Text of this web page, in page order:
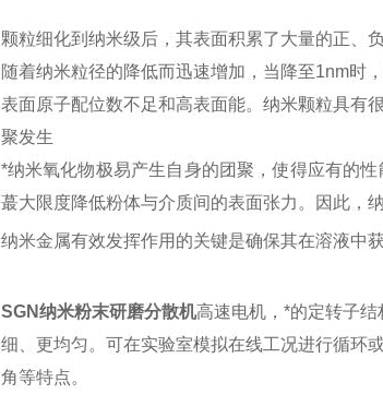
颗粒细化到纳米级后，其表面积累了大量的正、
随着纳米粒径的降低而迅速增加，当降至1nm时
表面原子配位数不足和高表面能。纳米颗粒具有
聚发生
*纳米氧化物极易产生自身的团聚，使得应有的
蕞大限度降低粉体与介质间的表面张力。因此，
纳米金属有效发挥作用的关键是确保其在溶液中
SGN纳米粉末研磨分散机高速电机，*的定转子
细、更均匀。可在实验室模拟在线工况进行循环
角等特点。